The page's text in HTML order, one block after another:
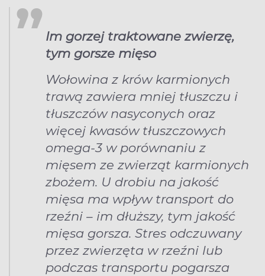
Im gorzej traktowane zwierzę,
tym gorsze mięso
Wołowina z krów karmionych
trawą zawiera mniej tłuszczu i
tłuszczów nasyconych oraz
więcej kwasów tłuszczowych
omega-3 w porównaniu z
mięsem ze zwierząt karmionych
zbożem. U drobiu na jakość
mięsa ma wpływ transport do
rzeźni – im dłuższy, tym jakość
mięsa gorsza. Stres odczuwany
przez zwierzęta w rzeźni lub
podczas transportu pogarsza